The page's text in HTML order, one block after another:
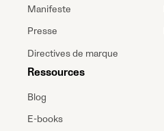
Manifeste
Presse
Directives de marque
Ressources
Blog
E-books